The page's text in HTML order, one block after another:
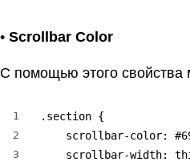
• Scrollbar Color
С помощью этого свойства
1
2
3
.section {
scrollbar-color:
scrollbar-width: